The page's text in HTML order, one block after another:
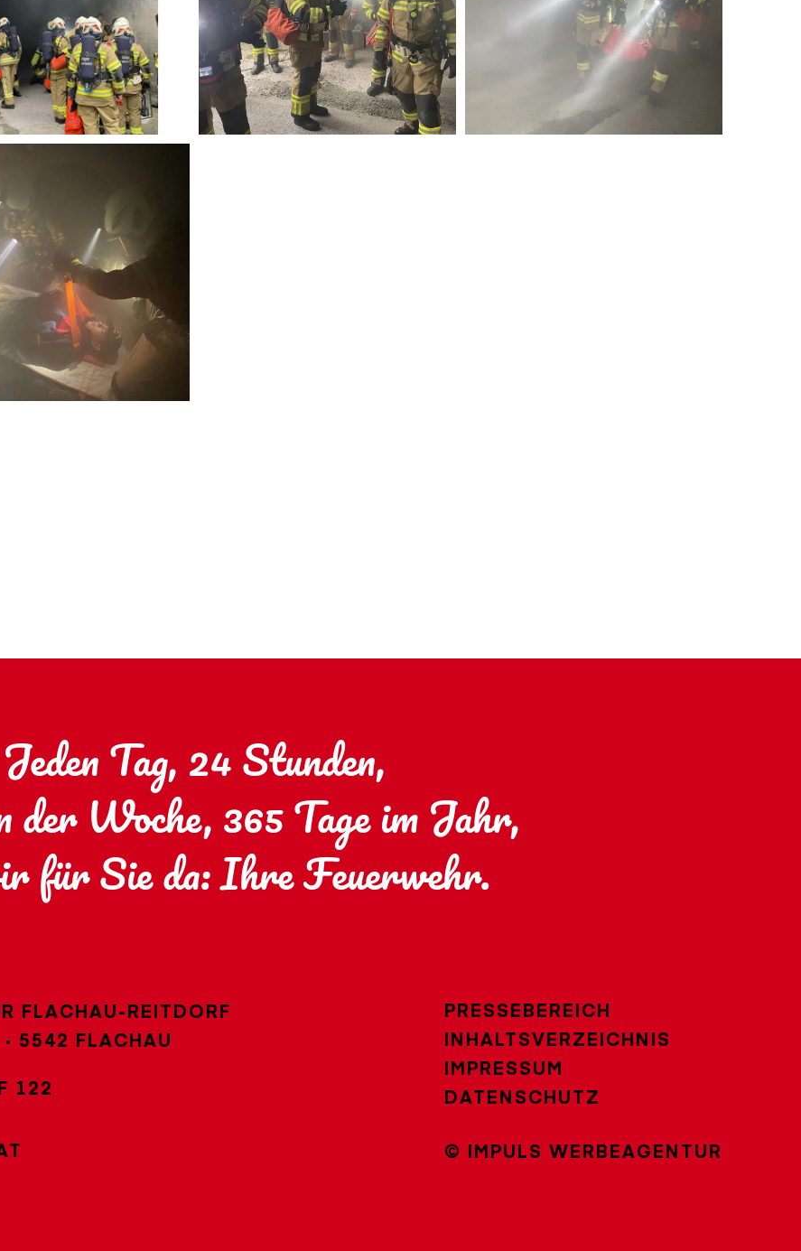
Jeden Tag, 24 Stunden,
der Woche, 365 Tage im Jahr,
für Sie da: Ihre Feuerwehr.
FLACHAU-REITDORF
· 5542 FLACHAU
122
PRESSEBEREICH
INHALTSVERZEICHNIS
IMPRESSUM
DATENSCHUTZ
© IMPULS WERBEAGENTUR